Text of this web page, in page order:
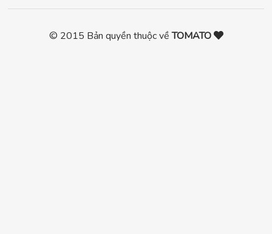
© 2015 Bản quyền thuộc vềTOMATO